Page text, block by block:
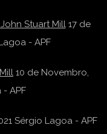
Stuart Mill 17 de
- APF
10 de Novembro,
APF
Sérgio Lagoa - APF